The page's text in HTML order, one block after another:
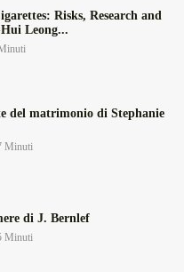
Risks, Research and
Leong...
del matrimonio di Stephanie
Minuti
di J. Bernlef
Minuti